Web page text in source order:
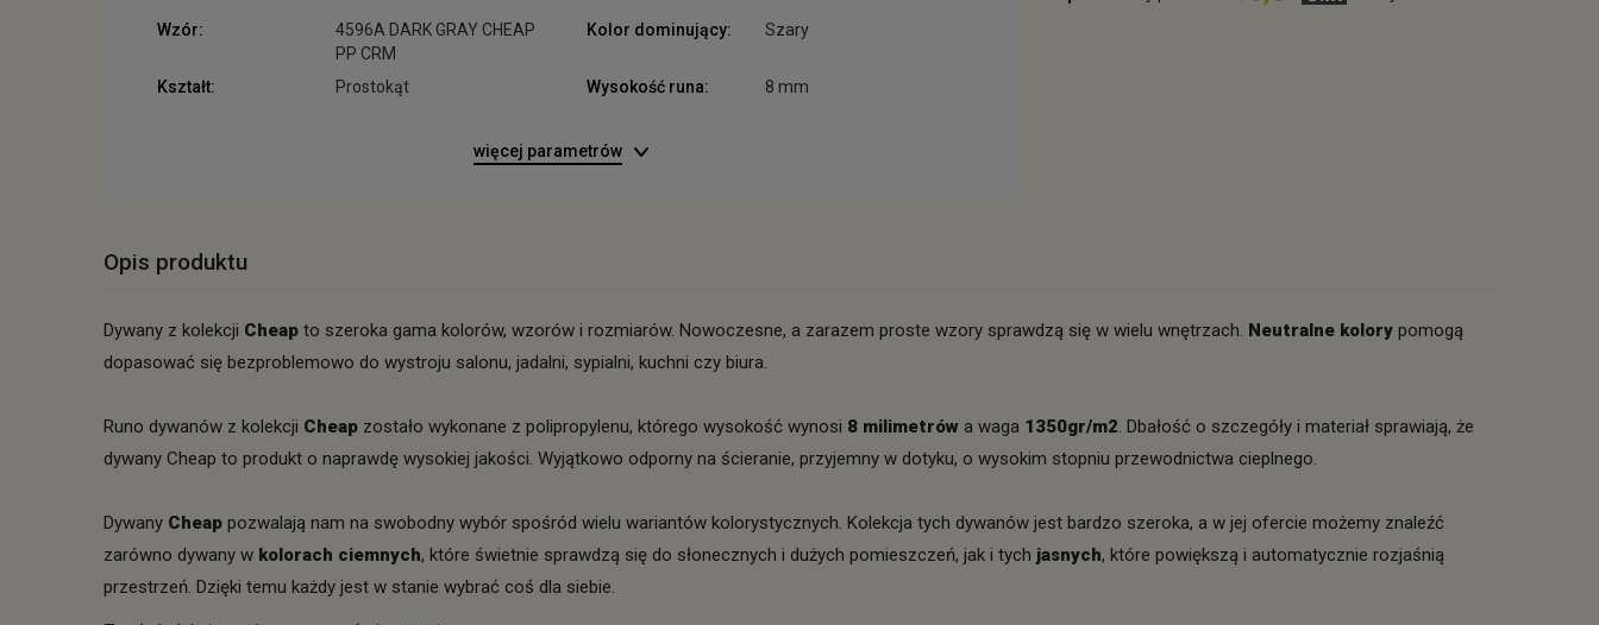
Wzór:
4596A DARK GRAY CHEAP
PP CRM
Kolor dominujący: Szary
Kształt: Prostokąt Wysokość runa: 8 mm
więcej parametrów
Opis produktu
Dywany z kolekcji Cheap to szeroka gama kolorów, wzorów i rozmiarów. Nowoczesne, a zarazem proste wzory sprawdzą się w wielu wnętrzach. Neutralne kolory pomogą
dopasować się bezproblemowo do wystroju salonu, jadalni, sypialni, kuchni czy biura.
Runo dywanów z kolekcji Cheap zostało wykonane z polipropylenu, którego wysokość wynosi 8 milimetrów a waga 1350gr/m2. Dbałość o szczegóły i materiał sprawiają, że
dywany Cheap to produkt o naprawdę wysokiej jakości. Wyjątkowo odporny na ścieranie, przyjemny w dotyku, o wysokim stopniu przewodnictwa cieplnego.
Dywany Cheap pozwalają nam na swobodny wybór spośród wielu wariantów kolorystycznych. Kolekcja tych dywanów jest bardzo szeroka, a w jej ofercie możemy znaleźć
zarówno dywany w kolorach ciemnych, które świetnie sprawdzą się do słonecznych i dużych pomieszczeń, jak i tych jasnych, które powiększą i automatycznie rozjaśnią
przestrzeń. Dzięki temu każdy jest w stanie wybrać coś dla siebie.